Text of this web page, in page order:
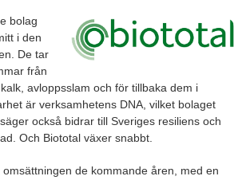
bolag
i den
De tar
från
avloppsslam och för tillbaka dem i
är verksamhetens DNA, vilket bolaget
också bidrar till Sveriges resiliens och
Och Biototal växer snabbt.
de kommande åren, med en